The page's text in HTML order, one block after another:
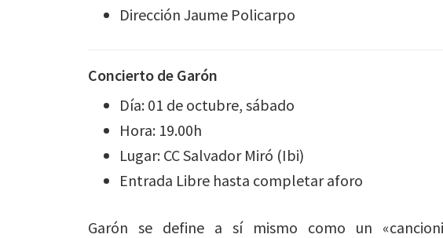
Dirección Jaume Policarpo
Concierto de Garón
Día: 01 de octubre, sábado
Hora: 19.00h
Lugar: CC Salvador Miró (Ibi)
Entrada Libre hasta completar aforo
Garón se define a sí mismo como un